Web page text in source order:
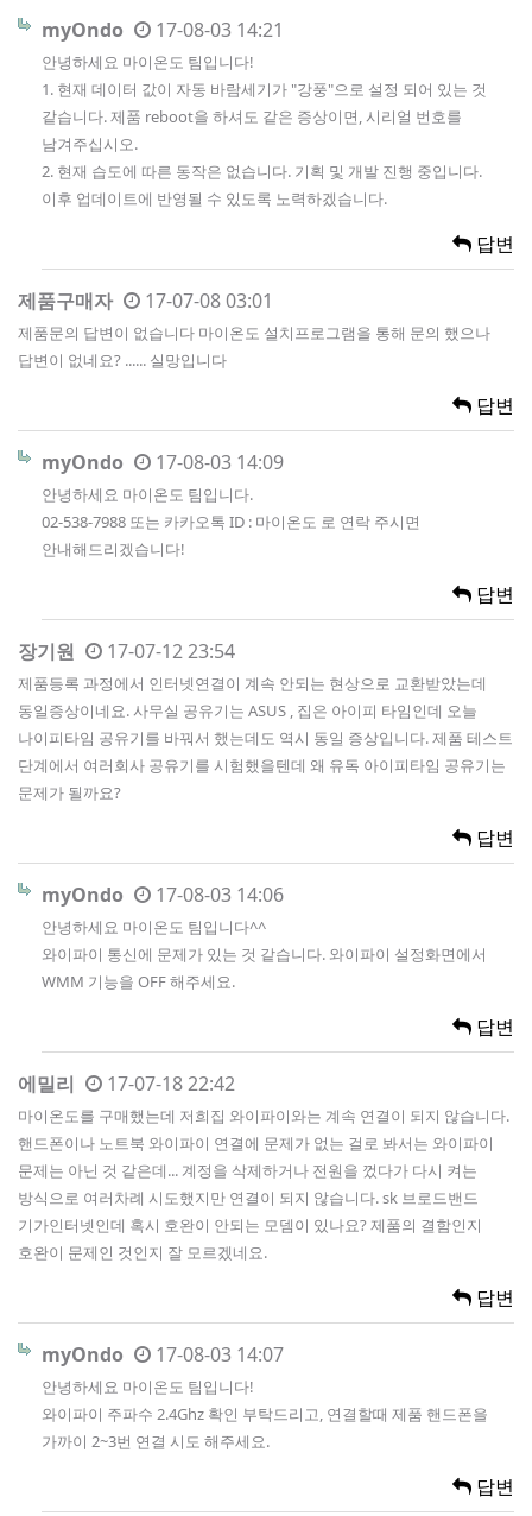
myOndo 17-08-03 14:21
안녕하세요 마이온도 팀입니다!
1. 현재 데이터 값이 자동 바람세기가 "강풍"으로 설정 되어 있는 것
같습니다. 제품 reboot을 하셔도 같은 증상이면, 시리얼 번호를
남겨주십시오.
2. 현재 습도에 따른 동작은 없습니다. 기획 및 개발 진행 중입니다.
이후 업데이트에 반영될 수 있도록 노력하겠습니다.
답변
제품구매자 17-07-08 03:01
제품문의 답변이 없습니다 마이온도 설치프로그램을 통해 문의 했으나
답변이 없네요? ...... 실망입니다
답변
myOndo 17-08-03 14:09
안녕하세요 마이온도 팀입니다.
02-538-7988 또는 카카오톡 ID : 마이온도 로 연락 주시면
안내해드리겠습니다!
답변
장기원 17-07-12 23:54
제품등록 과정에서 인터넷연결이 계속 안되는 현상으로 교환받았는데
동일증상이네요. 사무실 공유기는 ASUS , 집은 아이피 타임인데 오늘
나이피타임 공유기를 바꿔서 했는데도 역시 동일 증상입니다. 제품 테스트
단계에서 여러회사 공유기를 시험했을텐데 왜 유독 아이피타임 공유기는
문제가 될까요?
답변
myOndo 17-08-03 14:06
안녕하세요 마이온도 팀입니다^^
와이파이 통신에 문제가 있는 것 같습니다. 와이파이 설정화면에서
WMM 기능을 OFF 해주세요.
답변
에밀리 17-07-18 22:42
마이온도를 구매했는데 저희집 와이파이와는 계속 연결이 되지 않습니다.
핸드폰이나 노트북 와이파이 연결에 문제가 없는 걸로 봐서는 와이파이
문제는 아닌 것 같은데... 계정을 삭제하거나 전원을 껐다가 다시 켜는
방식으로 여러차례 시도했지만 연결이 되지 않습니다. sk 브로드밴드
기가인터넷인데 혹시 호완이 안되는 모뎀이 있나요? 제품의 결함인지
호완이 문제인 것인지 잘 모르겠네요.
답변
myOndo 17-08-03 14:07
안녕하세요 마이온도 팀입니다!
와이파이 주파수 2.4Ghz 확인 부탁드리고, 연결할때 제품 핸드폰을
가까이 2~3번 연결 시도 해주세요.
답변